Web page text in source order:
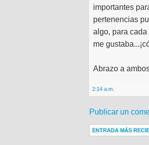
importantes
pertenencias
algo, para
me
Abrazo a
2:14 a.m.
Publicar un
ENTRADA MÁS